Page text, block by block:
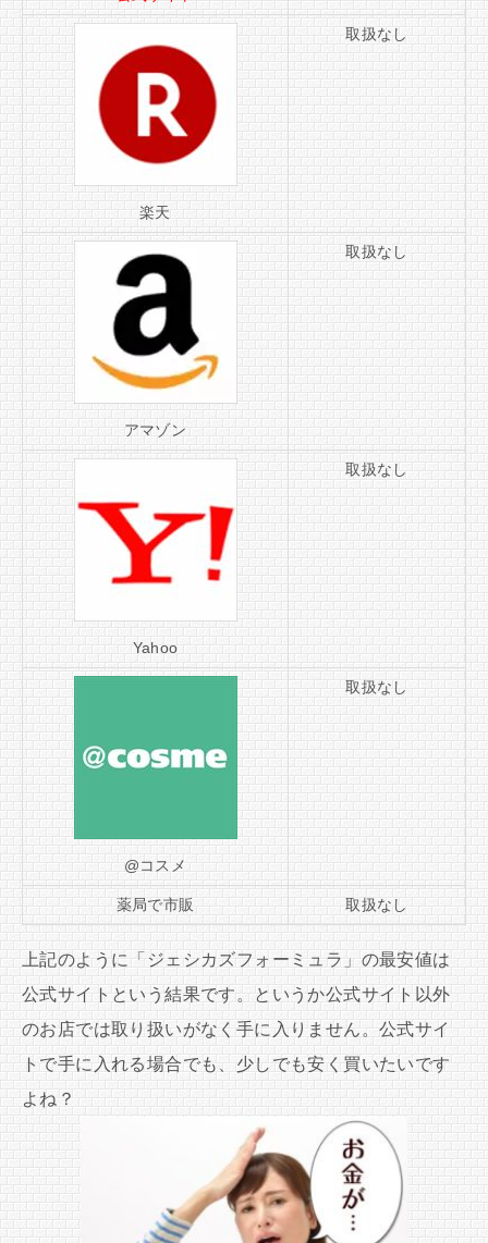
楽天
取扱なし
アマゾン
取扱なし
Yahoo
取扱なし
@コスメ
取扱なし
薬局で市販 取扱なし
上記のように「ジェシカズフォーミュラ」の最安値は
公式サイトという結果です。というか公式サイト以外
のお店では取り扱いがなく手に入りません。公式サイ
トで手に入れる場合でも、少しでも安く買いたいです
よね？